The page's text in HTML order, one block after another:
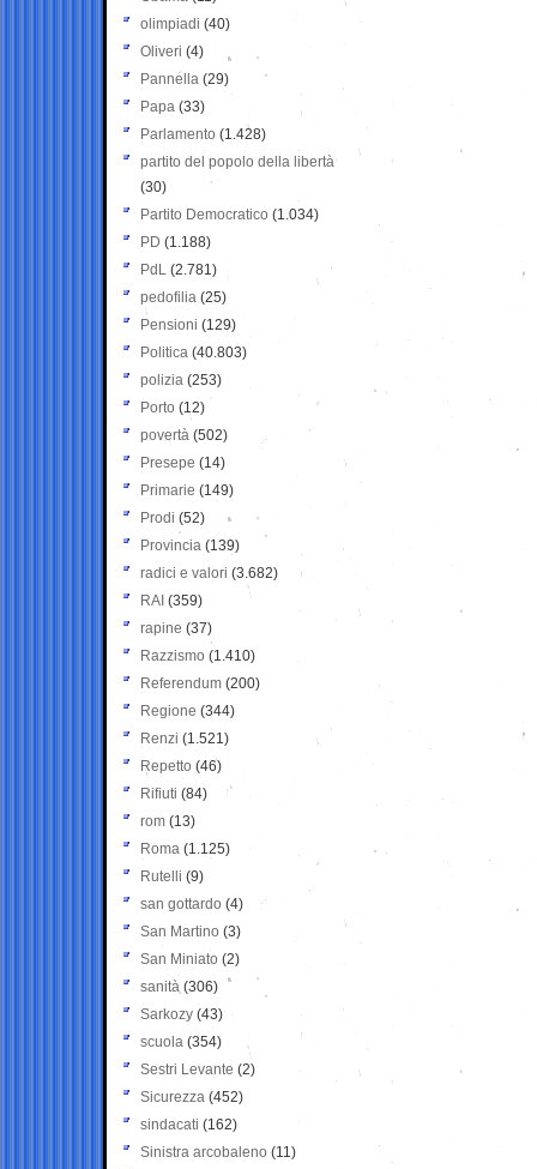
olimpiadi (40)
Oliveri (4)
Pannella (29)
Papa (33)
Parlamento (1.428)
partito del popolo della libertà
(30)
Partito Democratico (1.034)
PD (1.188)
PdL (2.781)
pedofilia (25)
Pensioni (129)
Politica (40.803)
polizia (253)
Porto (12)
povertà (502)
Presepe (14)
Primarie (149)
Prodi (52)
Provincia (139)
radici e valori (3.682)
RAI (359)
rapine (37)
Razzismo (1.410)
Referendum (200)
Regione (344)
Renzi (1.521)
Repetto (46)
Rifiuti (84)
rom (13)
Roma (1.125)
Rutelli (9)
san gottardo (4)
San Martino (3)
San Miniato (2)
sanità (306)
Sarkozy (43)
scuola (354)
Sestri Levante (2)
Sicurezza (452)
sindacati (162)
Sinistra arcobaleno (11)